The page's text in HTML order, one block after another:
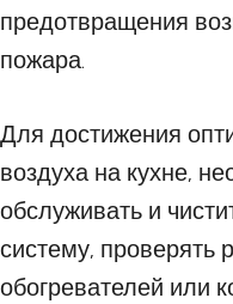
предотвращения
пожара.
Для достижения
воздуха на кухне,
обслуживать и
систему, проверять
обогревателей или